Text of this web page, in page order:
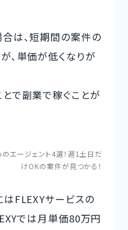
は、短期間の案件の
、単価が低くなりが
で副業で稼ぐことが
エージェント4選！週1土日だ
けOKの案件が見つかる！
FLEXYサービスの
では月単価80万円